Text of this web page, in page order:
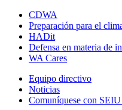
CDWA
Preparación para el
HADit
Defensa en materia de
WA Cares
Equipo directivo
Noticias
Comuníquese con